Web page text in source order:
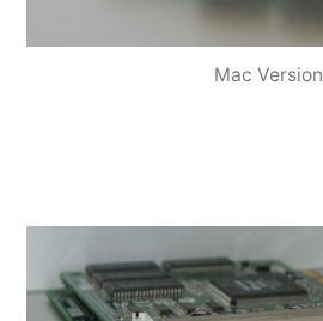
Mac Version